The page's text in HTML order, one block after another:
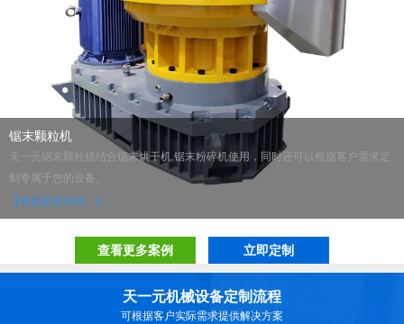
锯末颗粒机
天一元锯末颗粒机结合锯末烘干机,锯末粉碎机使用，同时还可以根据客户需求定
制专属于您的设备。
【查看更多详情···】
查看更多案例 立即定制
天一元机械设备定制流程
可根据客户实际需求提供解决方案